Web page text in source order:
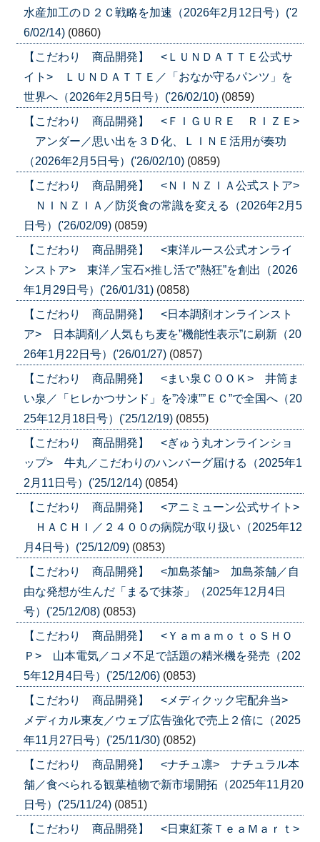
水産加工のＤ２Ｃ戦略を加速（2026年2月12日号）('2
6/02/14) (0860)
【こだわり 商品開発】 <ＬＵＮＤＡＴＴＥ公式サ
イト> ＬＵＮＤＡＴＴＥ／「おなか守るパンツ」を
世界へ（2026年2月5日号）('26/02/10) (0859)
【こだわり 商品開発】 <ＦＩＧＵＲＥ ＲＩＺＥ>
アンダー／思い出を３Ｄ化、ＬＩＮＥ活用が奏功
（2026年2月5日号）('26/02/10) (0859)
【こだわり 商品開発】 <ＮＩＮＺＩＡ公式ストア>
ＮＩＮＺＩＡ／防災食の常識を変える（2026年2月5
日号）('26/02/09) (0859)
【こだわり 商品開発】 <東洋ルース公式オンライ
ンストア> 東洋／宝石×推し活で”熱狂”を創出（2026
年1月29日号）('26/01/31) (0858)
【こだわり 商品開発】 <日本調剤オンラインスト
ア> 日本調剤／人気もち麦を”機能性表示”に刷新（20
26年1月22日号）('26/01/27) (0857)
【こだわり 商品開発】 <まい泉ＣＯＯＫ> 井筒ま
い泉／「ヒレかつサンド」を”冷凍””ＥＣ”で全国へ（20
25年12月18日号）('25/12/19) (0855)
【こだわり 商品開発】 <ぎゅう丸オンラインショ
ップ> 牛丸／こだわりのハンバーグ届ける（2025年1
2月11日号）('25/12/14) (0854)
【こだわり 商品開発】 <アニミューン公式サイト>
ＨＡＣＨＩ／２４００の病院が取り扱い（2025年12
月4日号）('25/12/09) (0853)
【こだわり 商品開発】 <加島茶舗> 加島茶舗／自
由な発想が生んだ「まるで抹茶」（2025年12月4日
号）('25/12/08) (0853)
【こだわり 商品開発】 <ＹａｍａｍｏｔｏＳＨＯ
Ｐ> 山本電気／コメ不足で話題の精米機を発売（202
5年12月4日号）('25/12/06) (0853)
【こだわり 商品開発】 <メディクック宅配弁当>
メディカル東友／ウェブ広告強化で売上２倍に（2025
年11月27日号）('25/11/30) (0852)
【こだわり 商品開発】 <ナチュ凛> ナチュラル本
舗／食べられる観葉植物で新市場開拓（2025年11月20
日号）('25/11/24) (0851)
【こだわり 商品開発】 <日東紅茶ＴｅａＭａｒｔ>